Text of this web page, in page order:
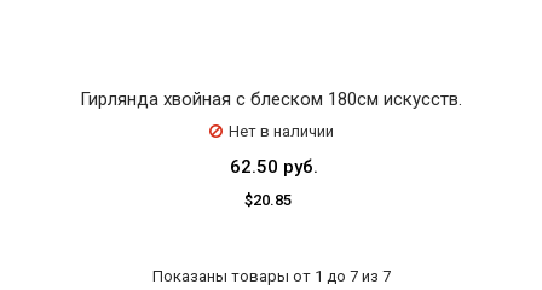
Гирлянда хвойная с блеском 180см искусств.
Нет в наличии
62.50 руб.
$20.85
Показаны товары от 1 до 7 из 7